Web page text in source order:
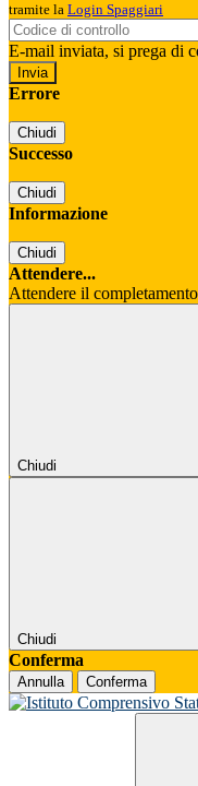
tramite la Login Spaggiari
E-mail inviata, si prega di
Errore
Chiudi
Successo
Chiudi
Informazione
Chiudi
Attendere...
Attendere il
Chiudi
Chiudi
Conferma
Annulla Conferma